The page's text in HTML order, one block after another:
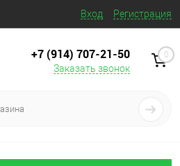
Вход Регистрация
+7 (914) 707‒21‒50
Заказать звонок
0